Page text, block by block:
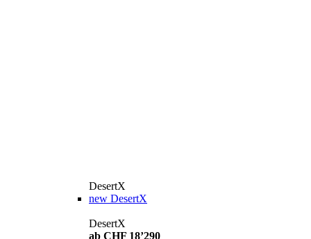
DesertX
new DesertX
DesertX
ab CHF 18’290